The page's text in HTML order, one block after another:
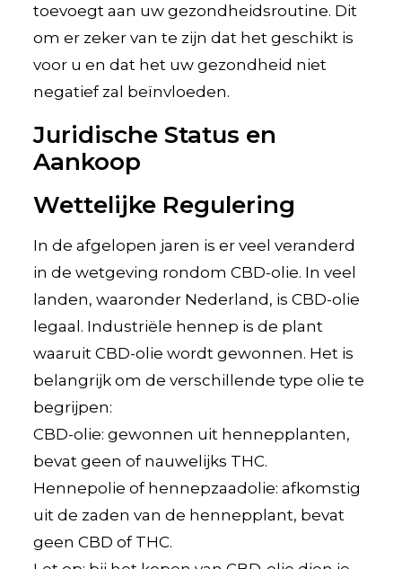
toevoegt aan uw gezondheidsroutine. Dit
om er zeker van te zijn dat het geschikt is
voor u en dat het uw gezondheid niet
negatief zal beïnvloeden.
Juridische Status en
Aankoop
Wettelijke Regulering
In de afgelopen jaren is er veel veranderd
in de wetgeving rondom CBD-olie. In veel
landen, waaronder Nederland, is CBD-olie
legaal. Industriële hennep is de plant
waaruit CBD-olie wordt gewonnen. Het is
belangrijk om de verschillende type olie te
begrijpen:
CBD-olie: gewonnen uit hennepplanten,
bevat geen of nauwelijks THC.
Hennepolie of hennepzaadolie: afkomstig
uit de zaden van de hennepplant, bevat
geen CBD of THC.